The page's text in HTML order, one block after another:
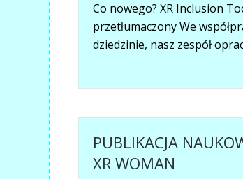
Co nowego? XR Inclusion
przetłumaczony We
dziedzinie, nasz zespół
PUBLIKACJA
XR WOMAN